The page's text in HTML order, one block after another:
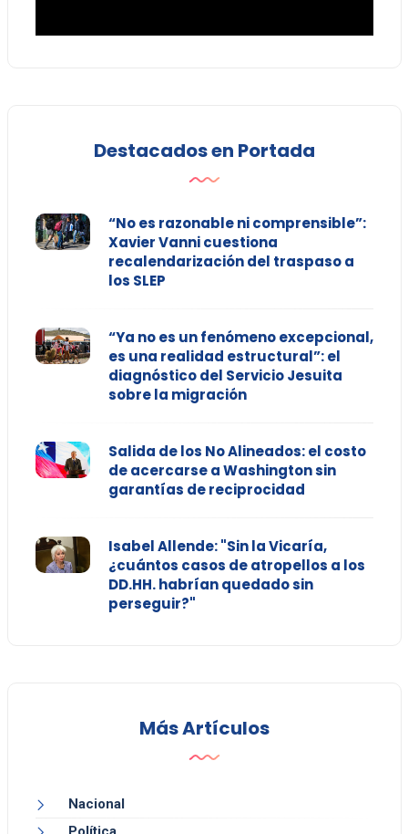
Destacados en Portada
“No es razonable ni comprensible”:
Xavier Vanni cuestiona
recalendarización del traspaso a
los SLEP
“Ya no es un fenómeno excepcional,
es una realidad estructural”: el
diagnóstico del Servicio Jesuita
sobre la migración
Salida de los No Alineados: el costo
de acercarse a Washington sin
garantías de reciprocidad
Isabel Allende: "Sin la Vicaría,
¿cuántos casos de atropellos a los
DD.HH. habrían quedado sin
perseguir?"
Más Artículos
Nacional